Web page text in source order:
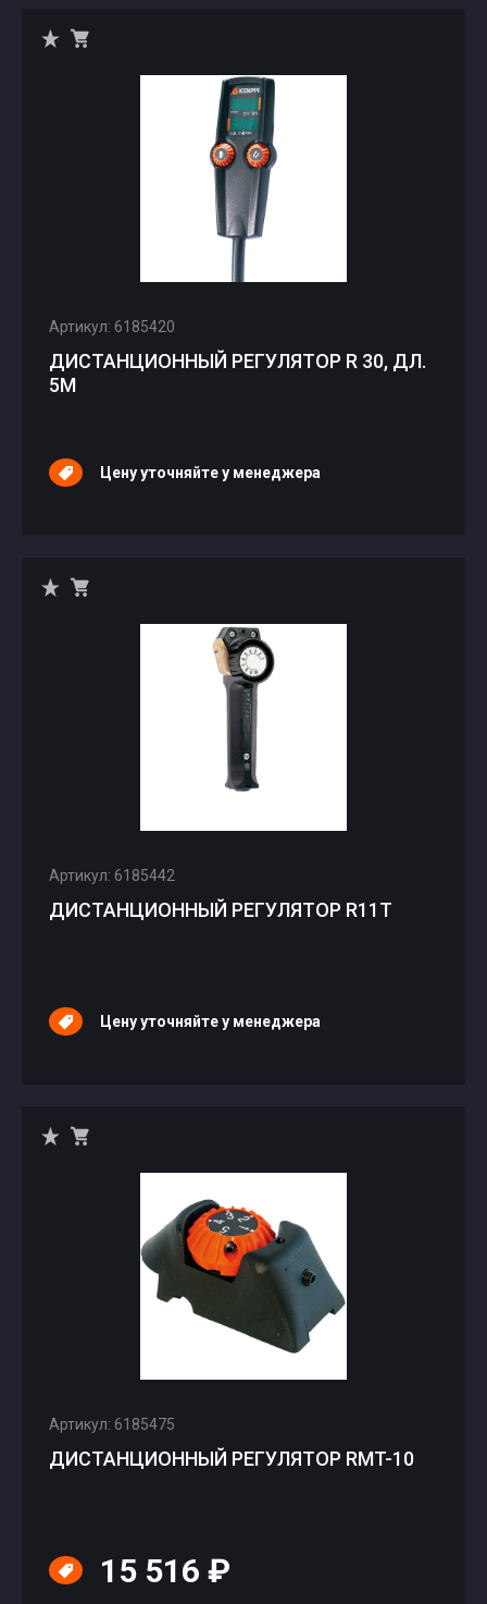
Артикул: 6185420
ДИСТАНЦИОННЫЙ РЕГУЛЯТОР R 30, ДЛ.
5М
Цену уточняйте у менеджера
Артикул: 6185442
ДИСТАНЦИОННЫЙ РЕГУЛЯТОР R11T
Цену уточняйте у менеджера
Артикул: 6185475
ДИСТАНЦИОННЫЙ РЕГУЛЯТОР RMT-10
15 516 ₽